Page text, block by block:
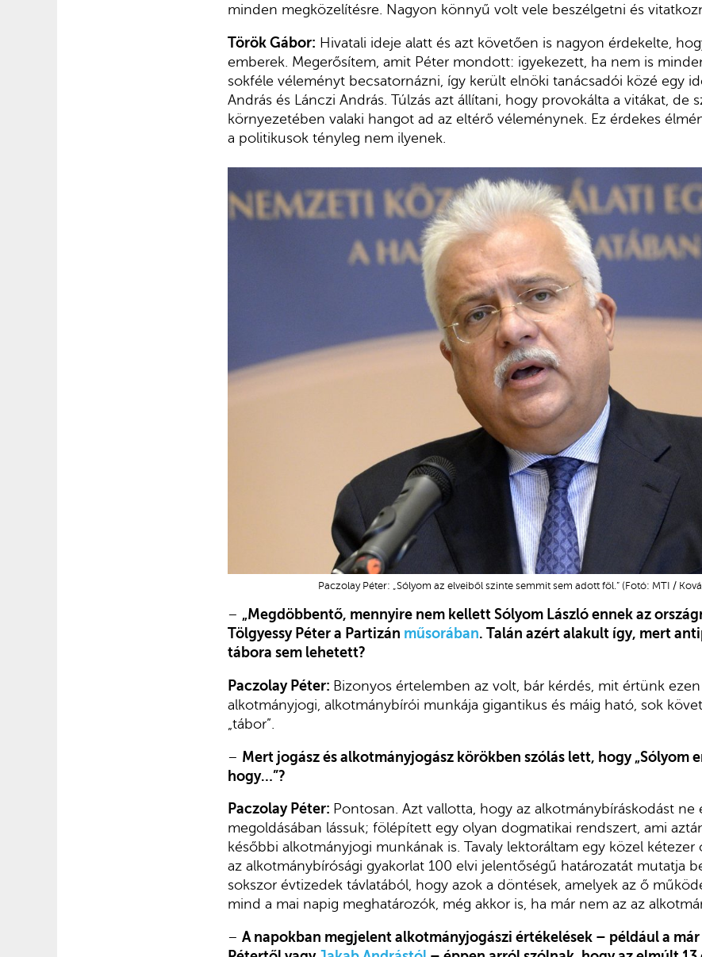
minden megközelítésre. Nagyon könnyű volt vele beszélgetni és
Török Gábor: Hivatali ideje alatt és azt követően is nagyon érdekelte,
emberek. Megerősítem, amit Péter mondott: igyekezett, ha nem is
sokféle véleményt becsatornázni, így került elnöki tanácsadói közé egy
András és Lánczi András. Túlzás azt állítani, hogy provokálta a vitákat, de
környezetében valaki hangot ad az eltérő véleménynek. Ez érdekes
a politikusok tényleg nem ilyenek.
Paczolay Péter: „Sólyom az elveiből szinte semmit sem adott föl.” (Fotó: MTI /
– „Megdöbbentő, mennyire nem kellett Sólyom László ennek az
Tölgyessy Péter a Partizán műsorában. Talán azért alakult így, mert
tábora sem lehetett?
Paczolay Péter: Bizonyos értelemben az volt, bár kérdés, mit értünk
alkotmányjogi, alkotmánybírói munkája gigantikus és máig ható, sok
„tábor”.
– Mert jogász és alkotmányjogász körökben szólás lett, hogy „Sólyom
hogy…”?
Paczolay Péter: Pontosan. Azt vallotta, hogy az alkotmánybíráskodást ne
megoldásában lássuk; fölépített egy olyan dogmatikai rendszert, ami
későbbi alkotmányjogi munkának is. Tavaly lektoráltam egy közel kétezer
az alkotmánybírósági gyakorlat 100 elvi jelentőségű határozatát mutatja
sokszor évtizedek távlatából, hogy azok a döntések, amelyek az ő
mind a mai napig meghatározók, még akkor is, ha már nem az az
– A napokban megjelent alkotmányjogászi értékelések – például a